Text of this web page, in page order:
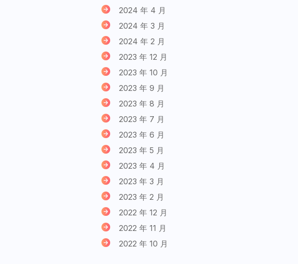
2024 年 4 月
2024 年 3 月
2024 年 2 月
2023 年 12 月
2023 年 10 月
2023 年 9 月
2023 年 8 月
2023 年 7 月
2023 年 6 月
2023 年 5 月
2023 年 4 月
2023 年 3 月
2023 年 2 月
2022 年 12 月
2022 年 11 月
2022 年 10 月